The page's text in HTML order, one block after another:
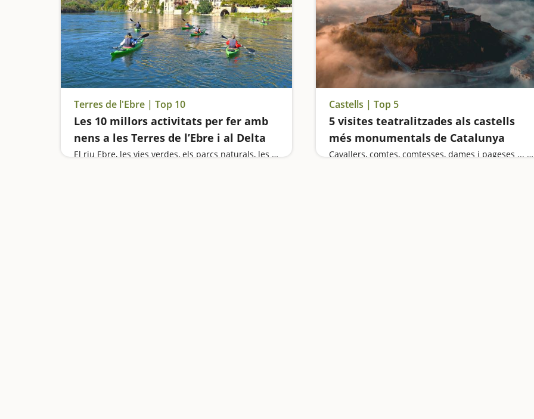
Terres de l'Ebre | Top 10
Les 10 millors activitats per fer amb
nens a les Terres de l’Ebre i al Delta
El riu Ebre, les vies verdes, els parcs naturals, les coves i els castells… La Catalunya sud és un destí ideal per visitar en família
Castells | Top 5
5 visites teatralitzades als castells
més monumentals de Catalunya
Cavallers, comtes, comtesses, dames i pageses ... ens transmetran el seu llegat i ens endinsaran en un món ple de llegendes i d'història.